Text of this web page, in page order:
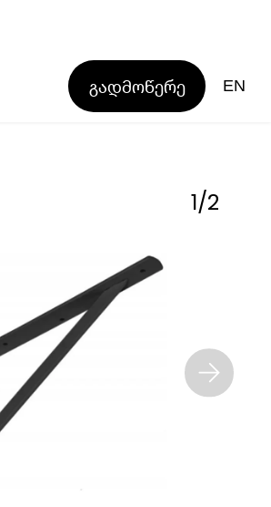
გადმოწერე EN
1/2